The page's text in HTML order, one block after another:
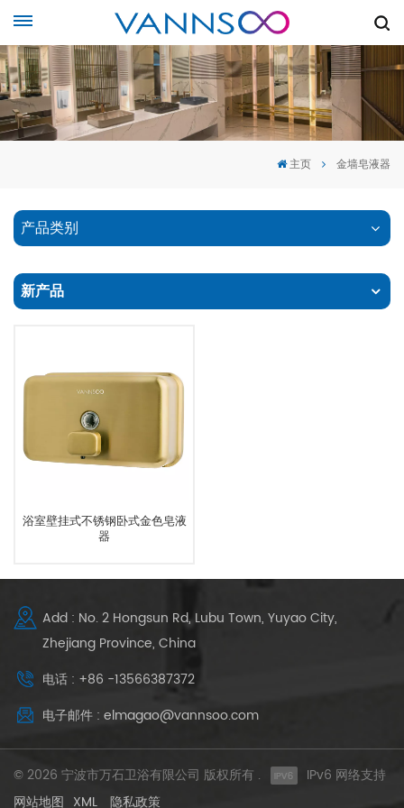
主页 金墙皂液器
产品类别
新产品
浴室壁挂式不锈钢卧式金色皂液
器
Add : No. 2 Hongsun Rd, Lubu Town, Yuyao City,
Zhejiang Province, China
电话 : +86 -13566387372
电子邮件 : elmagao@vannsoo.com
© 2026 宁波市万石卫浴有限公司 版权所有 .
IPv6 网络支持
网站地图 XML 隐私政策